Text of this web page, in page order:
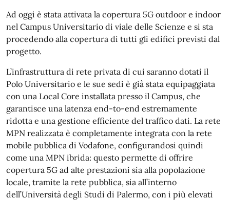
Ad oggi è stata attivata la copertura 5G outdoor e indoor
nel Campus Universitario di viale delle Scienze e si sta
procedendo alla copertura di tutti gli edifici previsti dal
progetto.
L’infrastruttura di rete privata di cui saranno dotati il
Polo Universitario e le sue sedi è già stata equipaggiata
con una Local Core installata presso il Campus, che
garantisce una latenza end-to-end estremamente
ridotta e una gestione efficiente del traffico dati. La rete
MPN realizzata è completamente integrata con la rete
mobile pubblica di Vodafone, configurandosi quindi
come una MPN ibrida: questo permette di offrire
copertura 5G ad alte prestazioni sia alla popolazione
locale, tramite la rete pubblica, sia all’interno
dell’Università degli Studi di Palermo, con i più elevati